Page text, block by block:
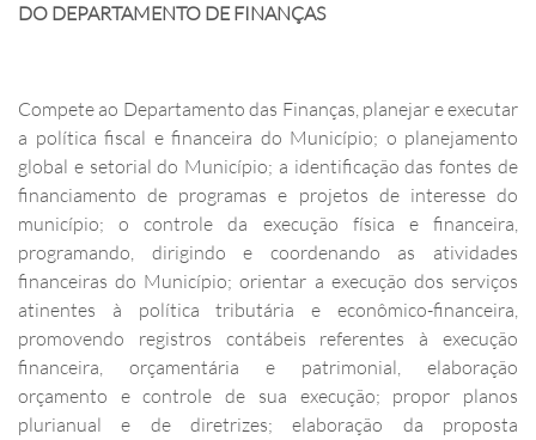
DO DEPARTAMENTO DE FINANÇAS
Compete ao Departamento das Finanças, planejar e executar
a política fiscal e financeira do Município; o planejamento
global e setorial do Município; a identificação das fontes de
financiamento de programas e projetos de interesse do
município; o controle da execução física e financeira,
programando, dirigindo e coordenando as atividades
financeiras do Município; orientar a execução dos serviços
atinentes à política tributária e econômico-financeira,
promovendo registros contábeis referentes à execução
financeira, orçamentária e patrimonial, elaboração
orçamento e controle de sua execução; propor planos
plurianual e de diretrizes; elaboração da proposta